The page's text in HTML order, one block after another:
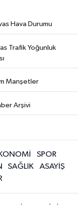
Hava Durumu
Trafik Yoğunluk
Manşetler
Arşivi
SPOR
SAĞLIK
ASAYİŞ